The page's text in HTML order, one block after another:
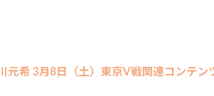
元希 3月8日（土）東京V戦関連コンテン